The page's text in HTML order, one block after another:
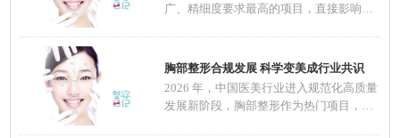
广、精细度要求最高的项目，直接影响面
胸部整形合规发展 科学变美成行业共识
2026 年，中国医美行业进入规范化高质量
发展新阶段，胸部整形作为热门项目，在